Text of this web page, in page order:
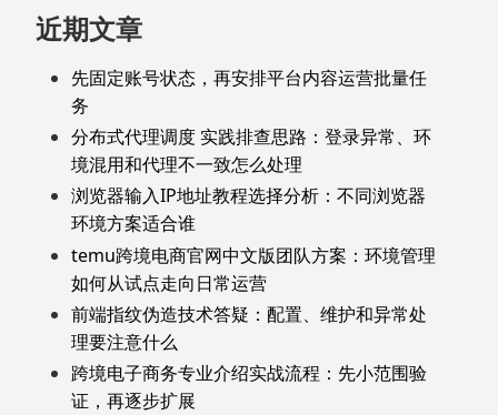
近期文章
先固定账号状态，再安排平台内容运营批量任
务
分布式代理调度 实践排查思路：登录异常、环
境混用和代理不一致怎么处理
浏览器输入IP地址教程选择分析：不同浏览器
环境方案适合谁
temu跨境电商官网中文版团队方案：环境管理
如何从试点走向日常运营
前端指纹伪造技术答疑：配置、维护和异常处
理要注意什么
跨境电子商务专业介绍实战流程：先小范围验
证，再逐步扩展